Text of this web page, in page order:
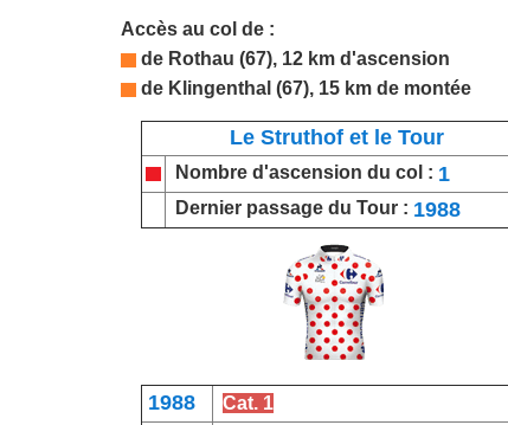
Accès au col de :
de Rothau (67), 12 km d'ascension
de Klingenthal (67), 15 km de montée
Le Struthof et le Tour
Nombre d'ascension du col : 1
Dernier passage du Tour : 1988
1988
Cat. 1